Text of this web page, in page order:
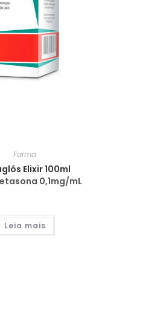
Farma
Elixir 100ml
0,1mg/mL
Leia mais